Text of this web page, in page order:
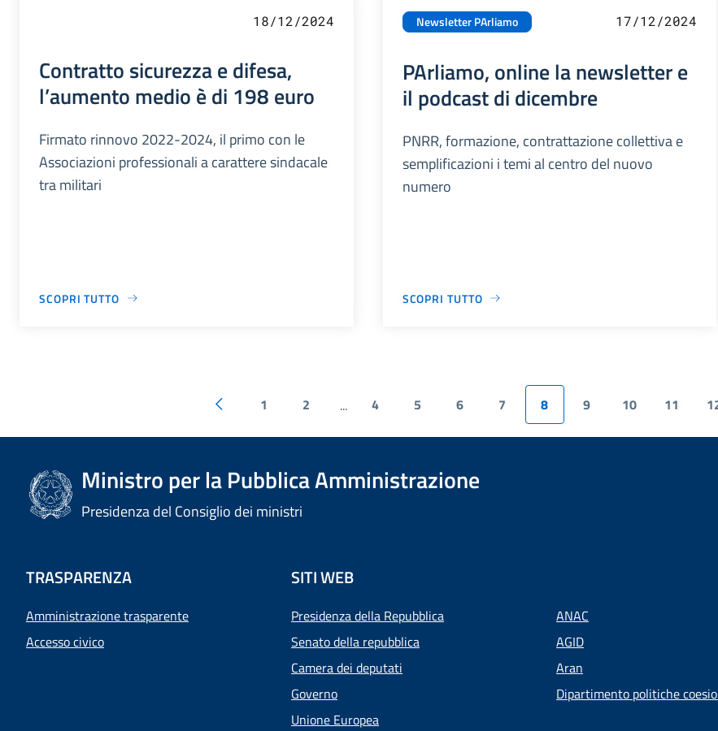
18/12/2024
Contratto sicurezza e difesa,
l’aumento medio è di 198 euro
Firmato rinnovo 2022-2024, il primo con le
Associazioni professionali a carattere sindacale
tra militari
SCOPRI TUTTO
Newsletter PArliamo 17/12/2024
PArliamo, online la newsletter e
il podcast di dicembre
PNRR, formazione, contrattazione collettiva e
semplificazioni i temi al centro del nuovo
numero
SCOPRI TUTTO
1 2 ... 4 5 6 7 8 9 10 11
Ministro per la Pubblica Amministrazione
Presidenza del Consiglio dei ministri
TRASPARENZA
Amministrazione trasparente
Accesso civico
SITI WEB
Presidenza della Repubblica
Senato della repubblica
Camera dei deputati
Governo
Unione Europea
ANAC
AGID
Aran
Dipartimento politiche